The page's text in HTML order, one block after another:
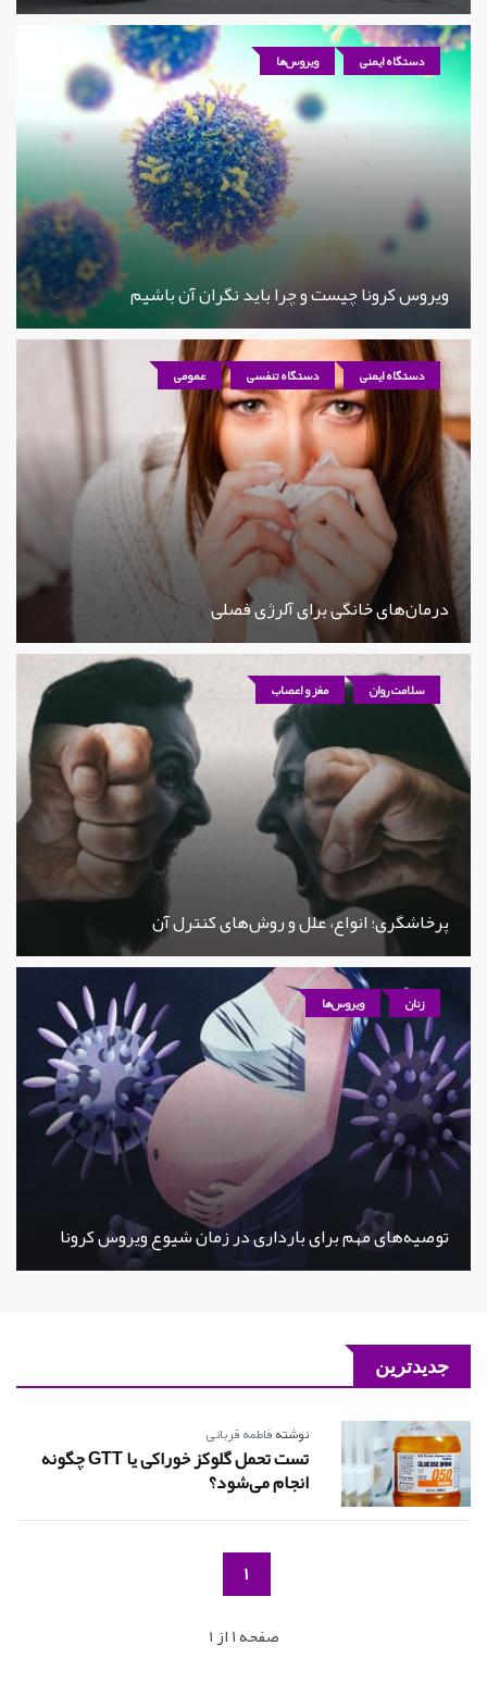
دستگاه ایمنی ویروس‌ها
ویروس کرونا چیست و چرا باید نگران آن باشیم
دستگاه ایمنی دستگاه تنفسی عمومی
درمان‌های خانگی برای آلرژی فصلی
سلامت روان مغز و اعصاب
پرخاشگری؛ انواع، علل و روش‌های کنترل آن
زنان ویروس‌ها
توصیه‌های مهم برای بارداری در زمان شیوع ویروس کرونا
جدیدترین
نوشتهفاطمه قربانی
تست تحمل گلوكز خوراكی یا GTT چگونه
انجام می‌شود؟
1
صفحه 1 از 1